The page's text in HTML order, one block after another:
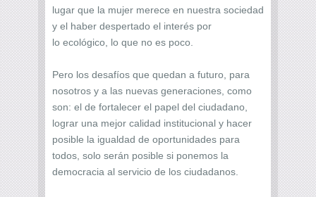
lugar que la mujer merece en nuestra sociedad
y el haber despertado el interés por
lo ecológico, lo que no es poco.
Pero los desafíos que quedan a futuro, para
nosotros y a las nuevas generaciones, como
son: el de fortalecer el papel del ciudadano,
lograr una mejor calidad institucional y hacer
posible la igualdad de oportunidades para
todos, solo serán posible si ponemos la
democracia al servicio de los ciudadanos.